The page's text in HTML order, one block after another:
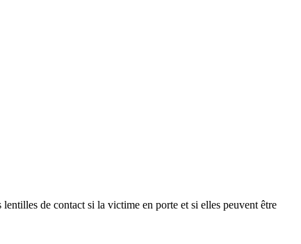
de contact si la victime en porte et si elles peuvent être